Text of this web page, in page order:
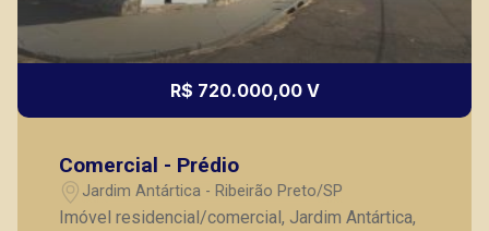
R$ 720.000,00 V
Comercial - Prédio
Jardim Antártica - Ribeirão Preto/SP
Imóvel residencial/comercial, Jardim Antártica,